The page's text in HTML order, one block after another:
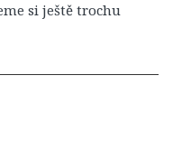
si ještě trochu